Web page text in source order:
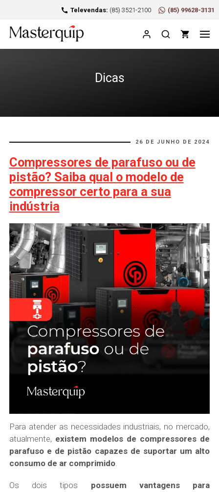
Televendas: (85) 3521-2100 (85) 99628-3131
Dicas
26 DE JUNHO DE 2024
Compressores de parafuso ou de
pistão? Saiba qual o modelo de
compressor certo para a sua
indústria
Para atender as necessidades industriais, no mercado,
atualmente, existem modelos de compressores de
parafuso e de pistão capazes de suportar um alto
consumo de ar comprimido.
Os dois tipos possuem vantagens para